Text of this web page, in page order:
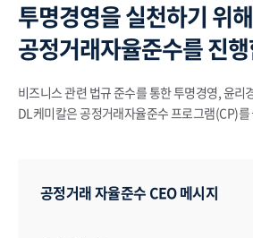
투명경영을 실천하기 위해
공정거래자율준수를 진
비즈니스 관련 법규 준수를 통한 투명경영, 윤리
DL케미칼은 공정거래자율준수 프로그램(CP)
공정거래 자율준수 CEO 메시지